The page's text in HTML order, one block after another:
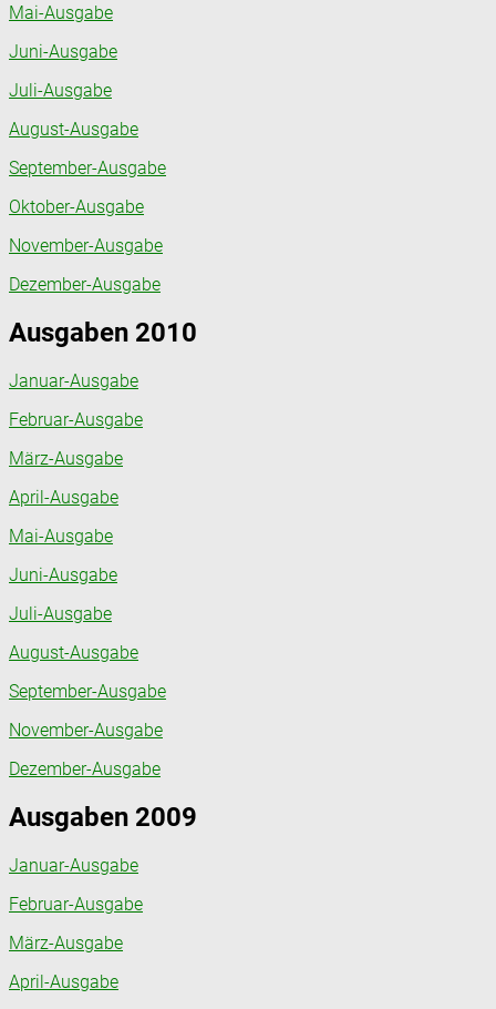
Mai-Ausgabe
Juni-Ausgabe
Juli-Ausgabe
August-Ausgabe
September-Ausgabe
Oktober-Ausgabe
November-Ausgabe
Dezember-Ausgabe
Ausgaben 2010
Januar-Ausgabe
Februar-Ausgabe
März-Ausgabe
April-Ausgabe
Mai-Ausgabe
Juni-Ausgabe
Juli-Ausgabe
August-Ausgabe
September-Ausgabe
November-Ausgabe
Dezember-Ausgabe
Ausgaben 2009
Januar-Ausgabe
Februar-Ausgabe
März-Ausgabe
April-Ausgabe